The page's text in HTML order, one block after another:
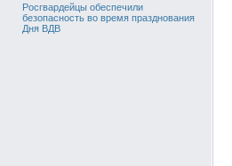
Росгвардейцы обеспечили
безопасность во время празднования
Дня ВДВ